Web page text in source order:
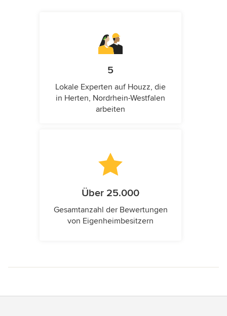
5
Lokale Experten auf Houzz, die
in Herten, Nordrhein-Westfalen
arbeiten
Über 25.000
Gesamtanzahl der Bewertungen
von Eigenheimbesitzern